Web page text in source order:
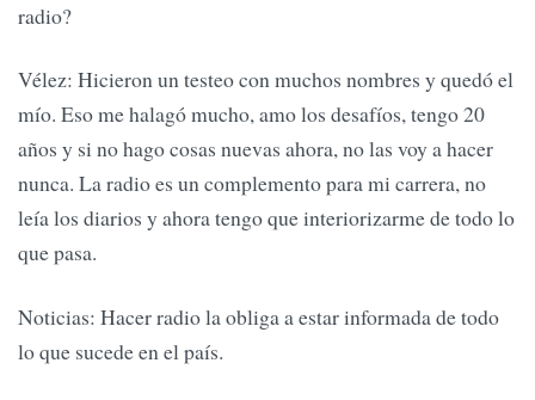
radio?
Vélez: Hicieron un testeo con muchos nombres y quedó el
mío. Eso me halagó mucho, amo los desafíos, tengo 20
años y si no hago cosas nuevas ahora, no las voy a hacer
nunca. La radio es un complemento para mi carrera, no
leía los diarios y ahora tengo que interiorizarme de todo lo
que pasa.
Noticias: Hacer radio la obliga a estar informada de todo
lo que sucede en el país.